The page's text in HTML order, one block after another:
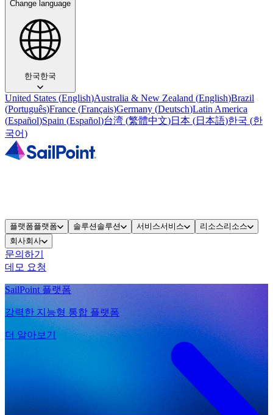
Change language
한국한국
United States (English)Australia & New Zealand (English)Brazil
(Português)France (Français)Germany (Deutsch)Latin America
(Español)Spain (Español)台湾 (繁體中文)日本 (日本語)한국 (한
국어)
플랫폼플랫폼 솔루션 솔루션 서비스서비스 리소스리소스
회사회사
문의하기
데모 요청
SailPoint 플랫폼
강력한 지능형 통합 플랫폼
더 알아보기